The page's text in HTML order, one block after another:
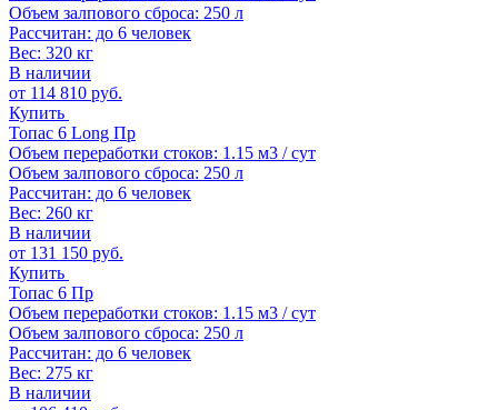
Объем залпового сброса: 250 л
Рассчитан: до 6 человек
Вес: 320 кг
В наличии
от 114 810 руб.
Купить
Топас 6 Long Пр
Объем переработки стоков: 1.15 м3 / сут
Объем залпового сброса: 250 л
Рассчитан: до 6 человек
Вес: 260 кг
В наличии
от 131 150 руб.
Купить
Топас 6 Пр
Объем переработки стоков: 1.15 м3 / сут
Объем залпового сброса: 250 л
Рассчитан: до 6 человек
Вес: 275 кг
В наличии